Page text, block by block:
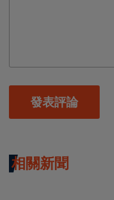
發表評論
相關新聞